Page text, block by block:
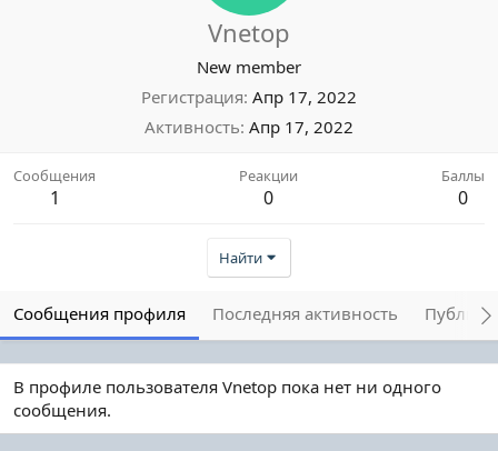
Vnetop
New member
Регистрация Апр 17, 2022
Активность Апр 17, 2022
Сообщения
1
Реакции
0
Баллы
0
Найти
Сообщения профиля Последняя активность
В профиле пользователя Vnetop пока нет ни одного
сообщения.